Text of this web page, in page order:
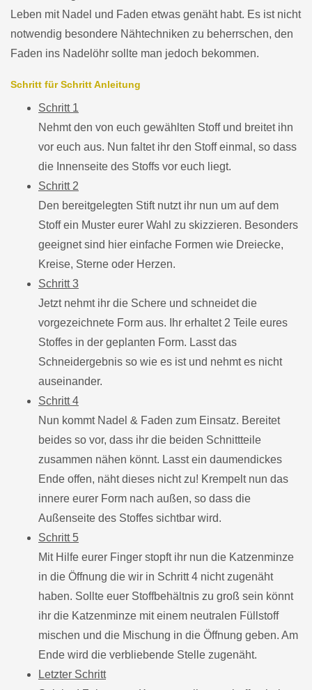
Leben mit Nadel und Faden etwas genäht habt. Es ist nicht
notwendig besondere Nähtechniken zu beherrschen, den
Faden ins Nadelöhr sollte man jedoch bekommen.
Schritt für Schritt Anleitung
Schritt 1
Nehmt den von euch gewählten Stoff und breitet ihn
vor euch aus. Nun faltet ihr den Stoff einmal, so dass
die Innenseite des Stoffs vor euch liegt.
Schritt 2
Den bereitgelegten Stift nutzt ihr nun um auf dem
Stoff ein Muster eurer Wahl zu skizzieren. Besonders
geeignet sind hier einfache Formen wie Dreiecke,
Kreise, Sterne oder Herzen.
Schritt 3
Jetzt nehmt ihr die Schere und schneidet die
vorgezeichnete Form aus. Ihr erhaltet 2 Teile eures
Stoffes in der geplanten Form. Lasst das
Schneidergebnis so wie es ist und nehmt es nicht
auseinander.
Schritt 4
Nun kommt Nadel & Faden zum Einsatz. Bereitet
beides so vor, dass ihr die beiden Schnittteile
zusammen nähen könnt. Lasst ein daumendickes
Ende offen, näht dieses nicht zu! Krempelt nun das
innere eurer Form nach außen, so dass die
Außenseite des Stoffes sichtbar wird.
Schritt 5
Mit Hilfe eurer Finger stopft ihr nun die Katzenminze
in die Öffnung die wir in Schritt 4 nicht zugenäht
haben. Sollte euer Stoffbehältnis zu groß sein könnt
ihr die Katzenminze mit einem neutralen Füllstoff
mischen und die Mischung in die Öffnung geben. Am
Ende wird die verbliebende Stelle zugenäht.
Letzter Schritt